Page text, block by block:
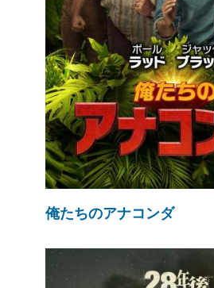
俺たちのアナコンダ